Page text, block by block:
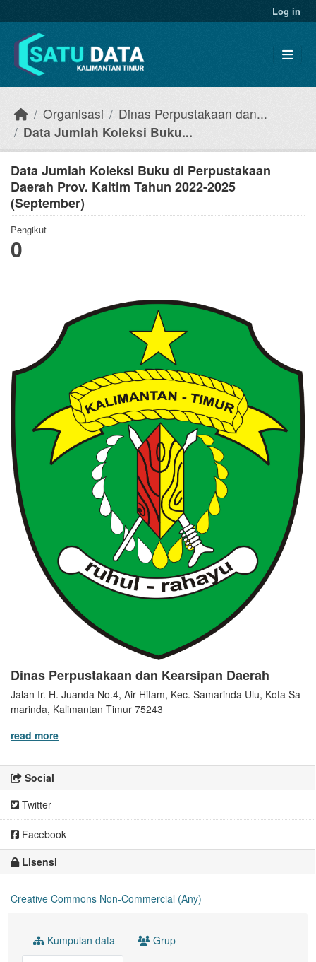
Log in
Organisasi
Dinas Perpustakaan dan...
Data Jumlah Koleksi Buku...
Data Jumlah Koleksi Buku di Perpustakaan
Daerah Prov. Kaltim Tahun 2022-2025
(September)
Pengikut
0
Dinas Perpustakaan dan Kearsipan Daerah
Jalan Ir. H. Juanda No.4, Air Hitam, Kec. Samarinda Ulu, Kota Sa
marinda, Kalimantan Timur 75243
read more
Social
Twitter
Facebook
Lisensi
Creative Commons Non-Commercial (Any)
Kumpulan data Grup